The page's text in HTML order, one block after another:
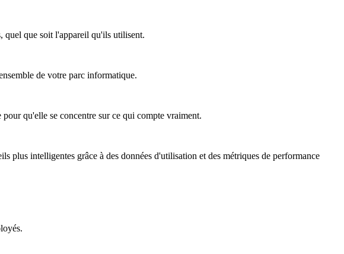
quel que soit l'appareil qu'ils utilisent.
de votre parc informatique.
qu'elle se concentre sur ce qui compte vraiment.
plus intelligentes grâce à des données d'utilisation et des métriques de performance